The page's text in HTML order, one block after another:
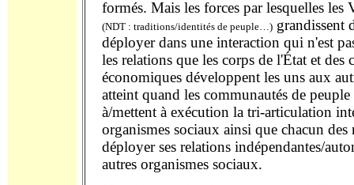
formés. Mais les forces par lesquelles les
(NDT : traditions/identités de peuple…) grandissent
déployer dans une interaction qui n'est
les relations que les corps de l'État et des
économiques développent les uns aux
atteint quand les communautés de
à/mettent à exécution la tri-articulation
organismes sociaux ainsi que chacun des
déployer ses relations indépendantes/
autres organismes sociaux.